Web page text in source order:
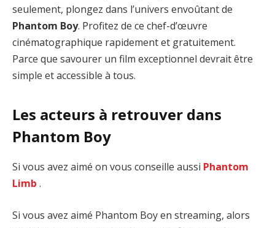
seulement, plongez dans l’univers envoûtant de
Phantom Boy. Profitez de ce chef-d’œuvre
cinématographique rapidement et gratuitement.
Parce que savourer un film exceptionnel devrait être
simple et accessible à tous.
Les acteurs à retrouver dans
Phantom Boy
Si vous avez aimé on vous conseille aussi Phantom
Limb .
Si vous avez aimé Phantom Boy en streaming, alors